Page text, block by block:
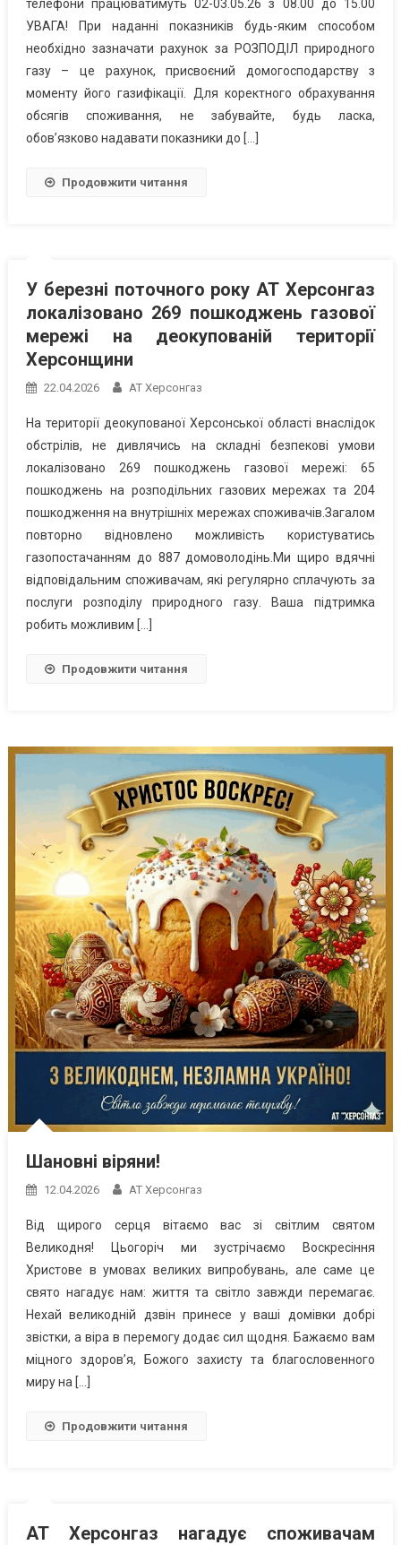
телефони працюватимуть 02-03.05.26 з 08.00 до 15.00
УВАГА! При наданні показників будь-яким способом
необхідно зазначати рахунок за РОЗПОДІЛ природного
газу – це рахунок, присвоєний домогосподарству з
моменту його газифікації. Для коректного обрахування
обсягів споживання, не забувайте, будь ласка,
обов’язково надавати показники до […]
Продовжити читання
У березні поточного року АТ Херсонгаз
локалізовано 269 пошкоджень газової
мережі на деокупованій території
Херсонщини
22.04.2026 АТ Херсонгаз
На території деокупованої Херсонської області внаслідок
обстрілів, не дивлячись на складні безпекові умови
локалізовано 269 пошкоджень газової мережі: 65
пошкоджень на розподільних газових мережах та 204
пошкодження на внутрішніх мережах споживачів.Загалом
повторно відновлено можливість користуватись
газопостачанням до 887 домоволодінь.Ми щиро вдячні
відповідальним споживачам, які регулярно сплачують за
послуги розподілу природного газу. Ваша підтримка
робить можливим […]
Продовжити читання
Шановні віряни!
12.04.2026 АТ Херсонгаз
Від щирого серця вітаємо вас зі світлим святом
Великодня! Цьогоріч ми зустрічаємо Воскресіння
Христове в умовах великих випробувань, але саме це
свято нагадує нам: життя та світло завжди перемагає.
Нехай великодній дзвін принесе у ваші домівки добрі
звістки, а віра в перемогу додає сил щодня. Бажаємо вам
міцного здоров’я, Божого захисту та благословенного
миру на […]
Продовжити читання
АТ Херсонгаз нагадує споживачам